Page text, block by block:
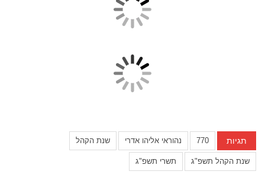
תגיות 770 נהוראי אליהו אדרי שנת הקהל
שנת הקהל תשפ"ג תשרי תשפ"ג